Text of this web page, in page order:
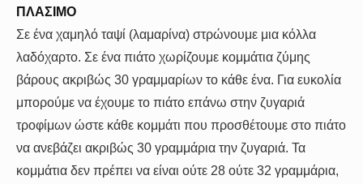
ΠΛΑΣΙΜΟ
Σε ένα χαμηλό ταψί (λαμαρίνα) στρώνουμε μια κόλλα
λαδόχαρτο. Σε ένα πιάτο χωρίζουμε κομμάτια ζύμης
βάρους ακριβώς 30 γραμμαρίων το κάθε ένα. Για ευκολία
μπορούμε να έχουμε το πιάτο επάνω στην ζυγαριά
τροφίμων ώστε κάθε κομμάτι που προσθέτουμε στο πιάτο
να ανεβάζει ακριβώς 30 γραμμάρια την ζυγαριά. Τα
κομμάτια δεν πρέπει να είναι ούτε 28 ούτε 32 γραμμάρια,